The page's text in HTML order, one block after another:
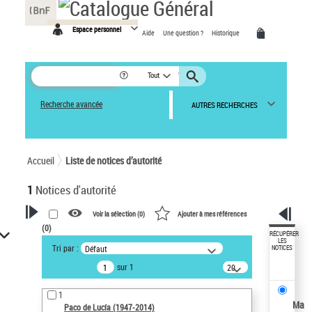
Espace personnel Aide Une question ? Historique
Tout
Recherche avancée AUTRES RECHERCHES
Accueil Liste de notices d’autorité
1 Notices d'autorité
VOTRE RECHERCHE
Recherche avancée dans les
notices d’autorité
Œuvres liées à l'auteur :
Paco de Lucía (1947-2014)
Voir la sélection (0) Ajouter à mes références
(0)
Tri par :
Défaut
sur 1
20
résultats/page
1
Paco de Lucía (1947-2014)
RÉCUPÉRER
LES
NOTICES
Ma
Panneau de gestion des cookies